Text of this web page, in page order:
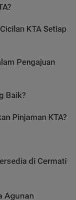
KTA Setiap
Pengajuan
Baik?
Pinjaman KTA?
di Cermati
Agunan